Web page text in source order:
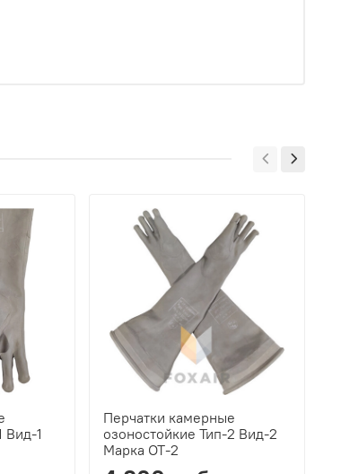
Вид-1
Перчатки камерные
озоностойкие Тип-2 Вид-2
Марка ОТ-2